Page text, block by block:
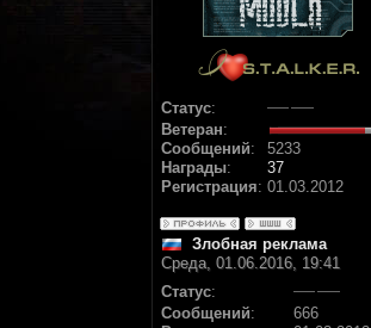
Статус:
Ветеран:
Сообщений:
5233
Награды:
37
Регистрация: 01.03.2012
Злобная реклама
Среда, 01.06.2016, 19:41
Статус:
Сообщений:
666